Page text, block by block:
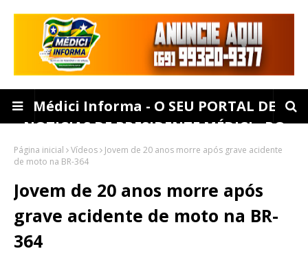
Médici Informa - O SEU PORTAL DE
NOTICIAS DE PRESIDENTE MÉDICI - RO
Página inicial Vídeos
Jovem de 20 anos morre após grave acidente
de moto na BR-364
Jovem de 20 anos morre após
grave acidente de moto na BR-
364